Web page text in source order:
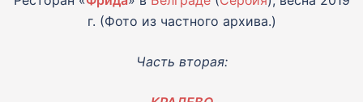
г. (Фото из частного архива.)
Часть вторая: